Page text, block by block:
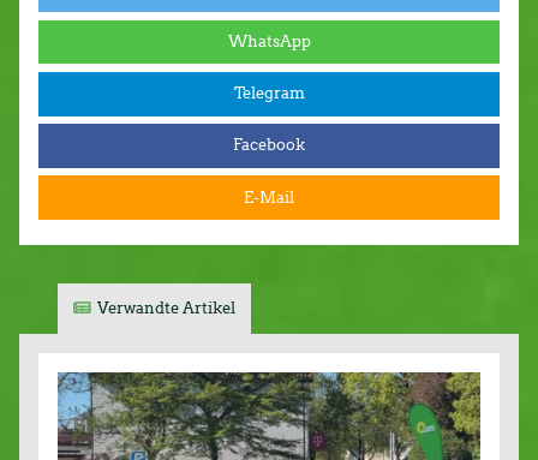
WhatsApp
Telegram
Facebook
E-Mail
Verwandte Artikel